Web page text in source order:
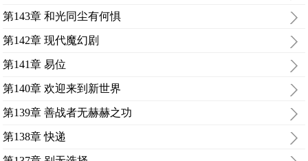
第143章 和光同尘有何惧
第142章 现代魔幻剧
第141章 易位
第140章 欢迎来到新世界
第139章 善战者无赫赫之功
第138章 快递